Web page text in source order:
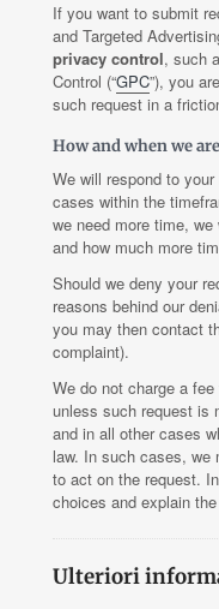
If you want to submit
and Targeted
privacy control, such
Control (“GPC”), you
such request in a
How and when we
We will respond to
cases within the
we need more time,
and how much more
Should we deny your
reasons behind our
you may then contact
complaint).
We do not charge a
unless such request is
and in all other cases
law. In such cases, we
to act on the request.
choices and explain
Ulteriori